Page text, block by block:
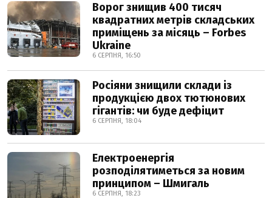
Ворог знищив 400 тисяч
квадратних метрів складських
приміщень за місяць – Forbes
Ukraine
6 СЕРПНЯ, 16:50
Росіяни знищили склади із
продукцією двох тютюнових
гігантів: чи буде дефіцит
6 СЕРПНЯ, 18:04
Електроенергія
розподілятиметься за новим
принципом – Шмигаль
6 СЕРПНЯ, 18:23